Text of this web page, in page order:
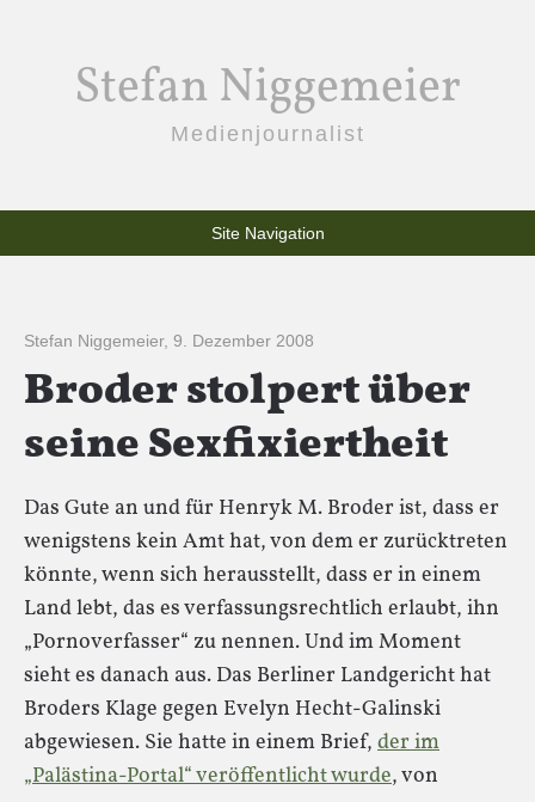
Stefan Niggemeier
Medienjournalist
Site Navigation
Stefan Niggemeier, 9. Dezember 2008
Broder stolpert über
seine Sexfixiertheit
Das Gute an und für Henryk M. Broder ist, dass er
wenigstens kein Amt hat, von dem er zurücktreten
könnte, wenn sich herausstellt, dass er in einem
Land lebt, das es verfassungsrechtlich erlaubt, ihn
„Pornoverfasser“ zu nennen. Und im Moment
sieht es danach aus. Das Berliner Landgericht hat
Broders Klage gegen Evelyn Hecht-Galinski
abgewiesen. Sie hatte in einem Brief, der im
„Palästina-Portal“ veröffentlicht wurde, von